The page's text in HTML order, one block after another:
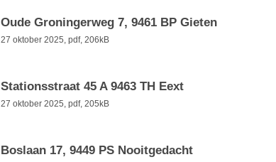
Oude Groningerweg 7, 9461 BP Gieten
27 oktober 2025, pdf, 206kB
Stationsstraat 45 A 9463 TH Eext
27 oktober 2025, pdf, 205kB
Boslaan 17, 9449 PS Nooitgedacht